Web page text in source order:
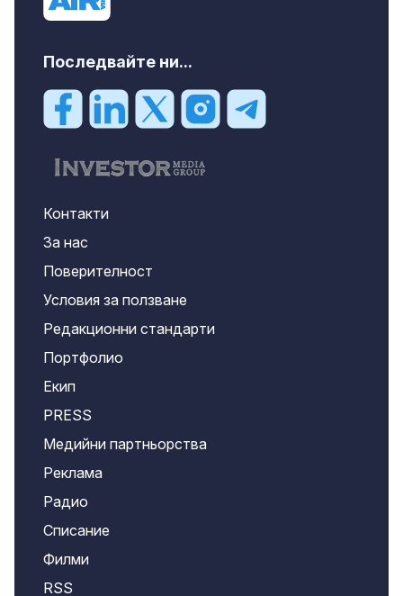
Последвайте ни...
Контакти
За нас
Поверителност
Условия за ползване
Редакционни стандарти
Портфолио
Екип
PRESS
Медийни партньорства
Реклама
Радио
Списание
Филми
RSS